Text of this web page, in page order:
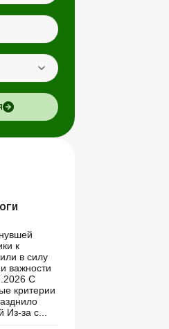
к
в силу
важности
С
критерии
за с...